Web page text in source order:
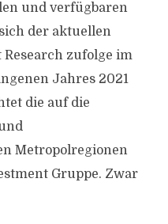
und verfügbaren
der aktuellen
zufolge im
Jahres 2021
die auf die
Metropolregionen
Gruppe. Zwar